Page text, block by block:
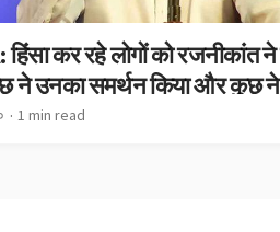
हिंसा कर रहे लोगों को रजनीकांत
ने उनका समर्थन किया और कुछ ने
1 min read